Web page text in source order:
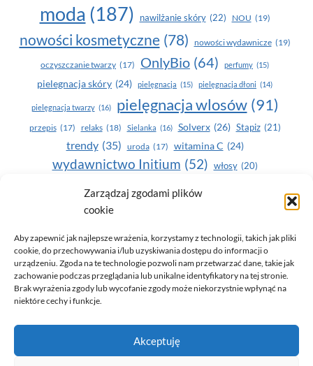
Zarządzaj zgodami plików
cookie
Aby zapewnić jak najlepsze wrażenia, korzystamy z technologii, takich jak pliki
cookie, do przechowywania i/lub uzyskiwania dostępu do informacji o
urządzeniu. Zgoda na te technologie pozwoli nam przetwarzać dane, takie jak
zachowanie podczas przeglądania lub unikalne identyfikatory na tej stronie.
Brak wyrażenia zgody lub wycofanie zgody może niekorzystnie wpłynąć na
niektóre cechy i funkcje.
Akceptuję
moda (187) nawilżanie skóry (22) NOU (19)
nowości kosmetyczne (78) nowości wydawnicze (19)
oczyszczanie twarzy (17) OnlyBio (64) perfumy (15)
pielegnacja skóry (24) pielęgnacja (15) pielęgnacja dłoni (14)
pielęgnacja twarzy (16) pielęgnacja wlosów (91)
przepis (17) relaks (18) Sielanka (16) Solverx (26) Stapiz (21)
trendy (35) uroda (17) witamina C (24)
wydawnictwo Initium (52) włosy (20)
Yasumi(164) zdrowe zęby
zdrowie
© 2026 Only You - portal dla kobiet (uroda, moda, zdrowie)
opracowanie:AZDOBRESTRONY